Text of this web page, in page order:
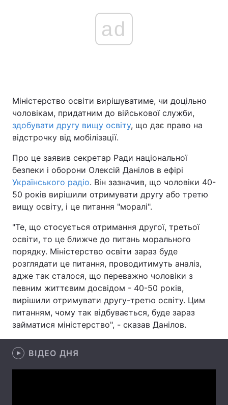
Економіка Світ
Спорт
Техно і зв'язок Лайт
Зброя Інциденти
Здоров'я Туризм
Цікавинки Погода
Екологія Регіони
Відео з Youtube Статті
Інтерв'ю Думки
Архів
Контакти
ad
Міністерство освіти вирішуватиме, чи доцільно
чоловікам, придатним до військової служби,
здобувати другу вищу освіту, що дає право на
відстрочку від мобілізації.
Про це заявив секретар Ради національної
безпеки і оборони Олексій Данілов в ефірі
Українського радіо. Він зазначив, що чоловіки 40-
50 років вирішили отримувати другу або третю
вищу освіту, і це питання "моралі".
"Те, що стосується отримання другої, третьої
освіти, то це ближче до питань морального
порядку. Міністерство освіти зараз буде
розглядати це питання, проводитимуть аналіз,
адже так сталося, що переважно чоловіки з
певним життєвим досвідом - 40-50 років,
вирішили отримувати другу-третю освіту. Цим
питанням, чому так відбувається, буде зараз
займатися міністерство", - сказав Данілов.
ВІДЕО ДНЯ